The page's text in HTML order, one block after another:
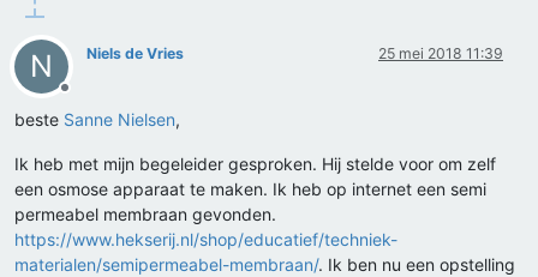
N
Offline
Niels de Vries 25 mei 2018 11:39
beste Sanne Nielsen,
Ik heb met mijn begeleider gesproken. Hij stelde voor om zelf
een osmose apparaat te maken. Ik heb op internet een semi
permeabel membraan gevonden.
https://www.hekserij.nl/shop/educatief/techniek-
materialen/semipermeabel-membraan/. Ik ben nu een opstelling